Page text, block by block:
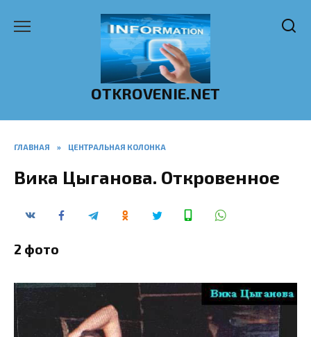
OTKROVENIE.NET
ГЛАВНАЯ » ЦЕНТРАЛЬНАЯ КОЛОНКА
Вика Цыганова. Откровенное
2 фото